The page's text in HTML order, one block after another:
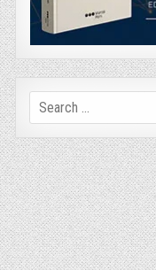
Search
for: